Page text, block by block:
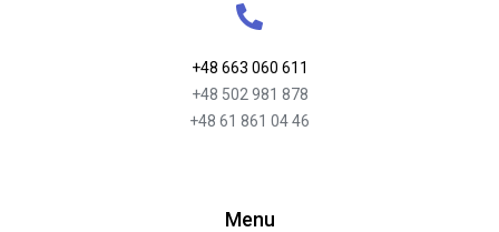
+48 663 060 611
+48 502 981 878
+48 61 861 04 46
Menu